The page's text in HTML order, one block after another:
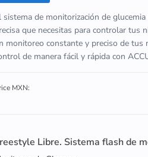
sistema de monitorización de
que necesitas para controlar tus
monitoreo constante y preciso de tus
de manera fácil y rápida con
MXN:
Libre. Sistema flash de